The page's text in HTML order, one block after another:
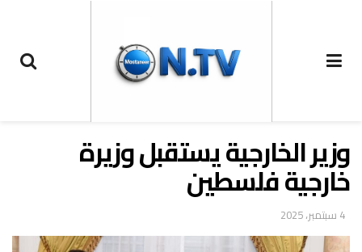
وزير الخارجية يستقبل وزيرة
خارجية فلسطين
4 سبتمبر، 2025